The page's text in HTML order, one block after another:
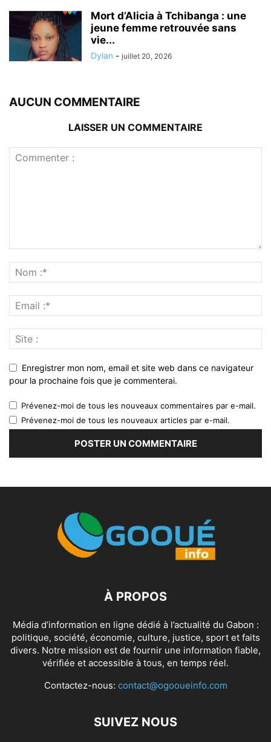
Mort d’Alicia à Tchibanga : une
jeune femme retrouvée sans
vie...
Dylan - juillet 20, 2026
AUCUN COMMENTAIRE
LAISSER UN COMMENTAIRE
Enregistrer mon nom, email et site web dans ce navigateur
pour la prochaine fois que je commenterai.
Prévenez-moi de tous les nouveaux commentaires par e-mail.
Prévenez-moi de tous les nouveaux articles par e-mail.
À PROPOS
Média d’information en ligne dédié à l’actualité du Gabon :
politique, société, économie, culture, justice, sport et faits
divers. Notre mission est de fournir une information fiable,
vérifiée et accessible à tous, en temps réel.
Contactez-nous: contact@ogooueinfo.com
SUIVEZ NOUS